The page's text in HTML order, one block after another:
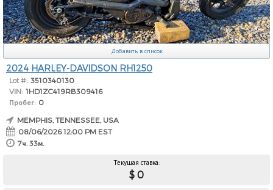
Добавить в список
2024 HARLEY-DAVIDSON RH1250
Lot #: 3510340130
VIN: 1HD1ZC419RB309416
Пробег: 0
MEMPHIS, TENNESSEE, USA
08/06/2026 12:00 PM EST
7ч. 33м.
Текущая ставка:
$ 0